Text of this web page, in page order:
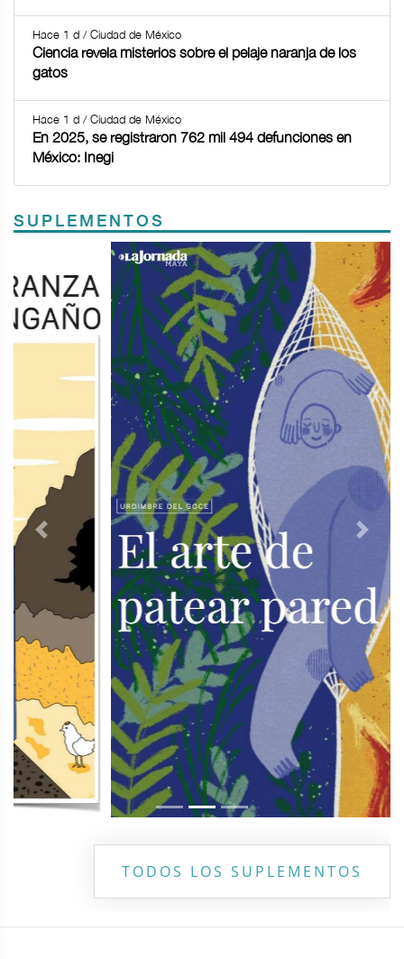
Hace 1 d / Ciudad de México
Ciencia revela misterios sobre el pelaje naranja de los
gatos
Hace 1 d / Ciudad de México
En 2025, se registraron 762 mil 494 defunciones en
México: Inegi
SUPLEMENTOS
Previous Next
TODOS LOS SUPLEMENTOS